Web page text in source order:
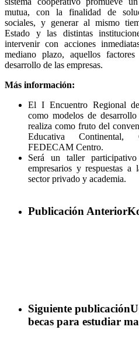
mutua, con la finalidad de
sociales, y generar al mismo
Estado y las distintas
intervenir con acciones
mediano plazo, aquellos
desarrollo de las empresas.
Más información:
El I Encuentro Regional
como modelos de
realiza como fruto del
Educativa Continental,
FEDECAM Centro.
Será un taller
empresarios y respuestas a
sector privado y academia.
Publicación Anterior
Siguiente publicación
becas para estudiar